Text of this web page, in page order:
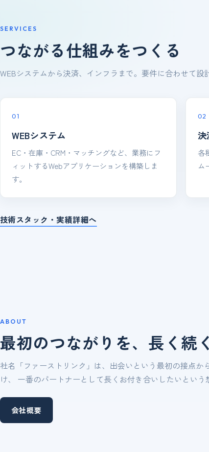
SERVICES
つながる仕組みをつくる
WEBシステムから決済、インフラまで。要件に合わせて設
01
WEBシステム
EC・在庫・CRM・マッチングなど、業務にフ
ィットするWebアプリケーションを構築しま
す。
02
決
各
ム
技術スタック・実績詳細へ
ABOUT
最初のつながりを、長く続
社名「ファーストリンク」は、出会いという最初の接点か
け、 一番のパートナーとして長くお付き合いしたいという
会社概要